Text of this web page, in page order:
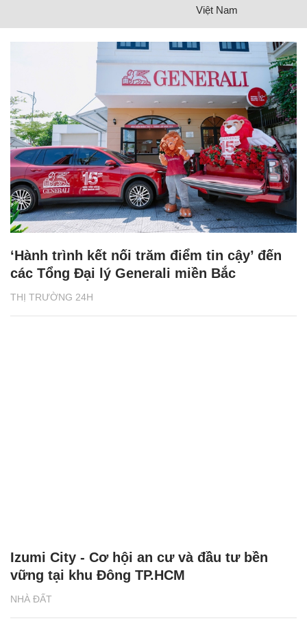
Việt Nam
THỊ TRƯỜNG 24H
‘Hành trình kết nối trăm điểm tin cậy’ đến
các Tổng Đại lý Generali miền Bắc
NHÀ ĐẤT
Izumi City - Cơ hội an cư và đầu tư bền
vững tại khu Đông TP.HCM